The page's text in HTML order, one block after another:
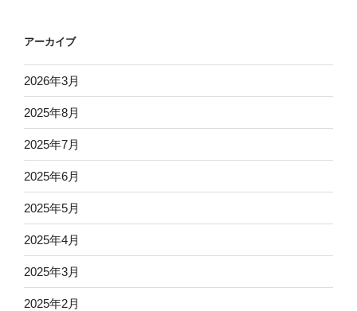
アーカイブ
2026年3月
2025年8月
2025年7月
2025年6月
2025年5月
2025年4月
2025年3月
2025年2月